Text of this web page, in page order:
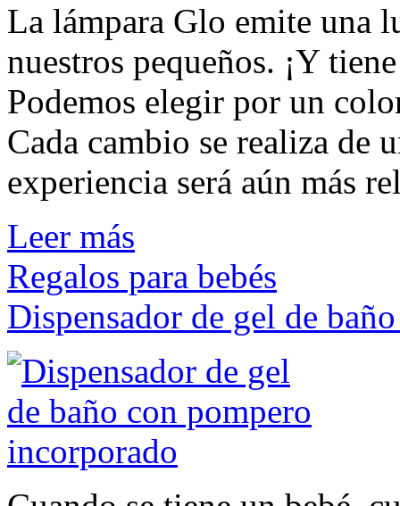
La lámpara Glo emite una
nuestros pequeños. ¡Y
Podemos elegir por un
Cada cambio se realiza de
experiencia será aún más
Leer más
Regalos para bebés
Dispensador de gel de